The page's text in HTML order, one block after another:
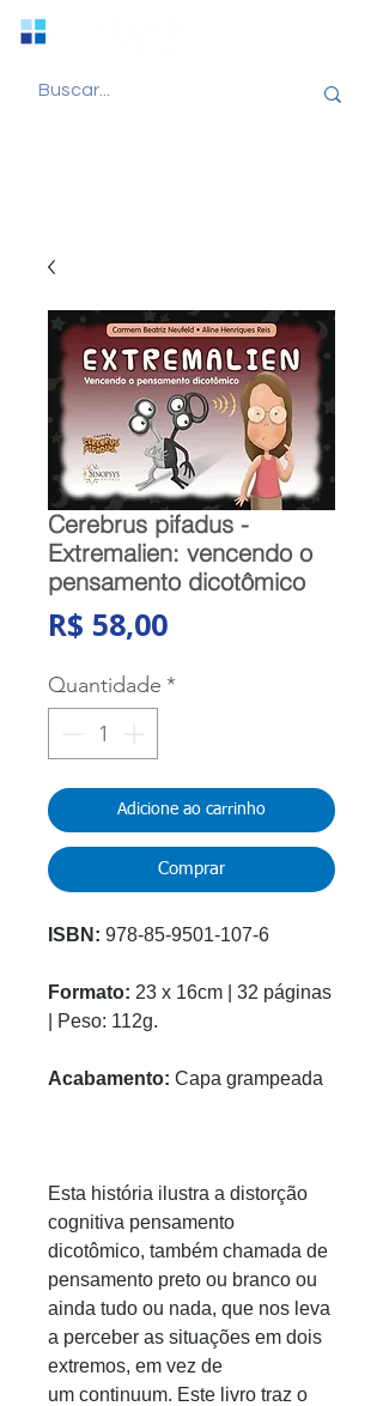
Cerebrus pifadus -
Extremalien: vencendo o
pensamento dicotômico
R$ 58,00Preço
Quantidade *
Adicione ao carrinho
Comprar
ISBN: 978-85-9501-107-6
Formato: 23 x 16cm | 32 páginas
| Peso: 112g.
Acabamento: Capa grampeada
Esta história ilustra a distorção
cognitiva pensamento
dicotômico, também chamada de
pensamento preto ou branco ou
ainda tudo ou nada, que nos leva
a perceber as situações em dois
extremos, em vez de
um continuum. Este livro traz o